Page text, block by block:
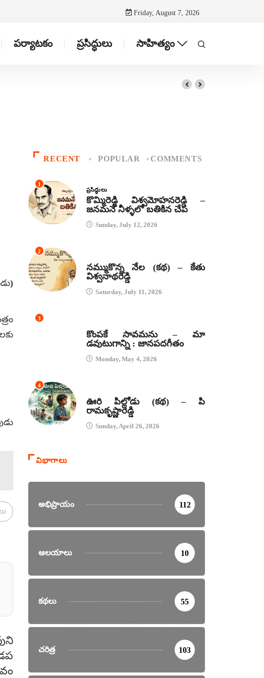
Friday, August 7, 2026
పర్యాటకం ప్రసిద్ధులు సాహిత్యం
RECENT POPULAR COMMENTS
1
ప్రసిద్ధులు
కొమ్మిరెడ్డి విశ్వమోహనరెడ్డి –
జనమనే నీళ్ళలో బతికిన చేప
Sunday, July 12, 2026
2
నమ్ముకొన్న నేల (కథ) – కేతు
విశ్వనాథరెడ్డి
Saturday, July 11, 2026
3
కొంపకే సావమను – మా
డవుటుగాన్ని : జానపదగీతం
Monday, May 4, 2026
4
ఊరి పిల్లోడు (కథ) – పి
రామకృష్ణారెడ్డి
Sunday, April 26, 2026
విభాగాలు
అభిప్రాయం 112
ఆలయాలు 10
కథలు 55
చరిత్ర 103